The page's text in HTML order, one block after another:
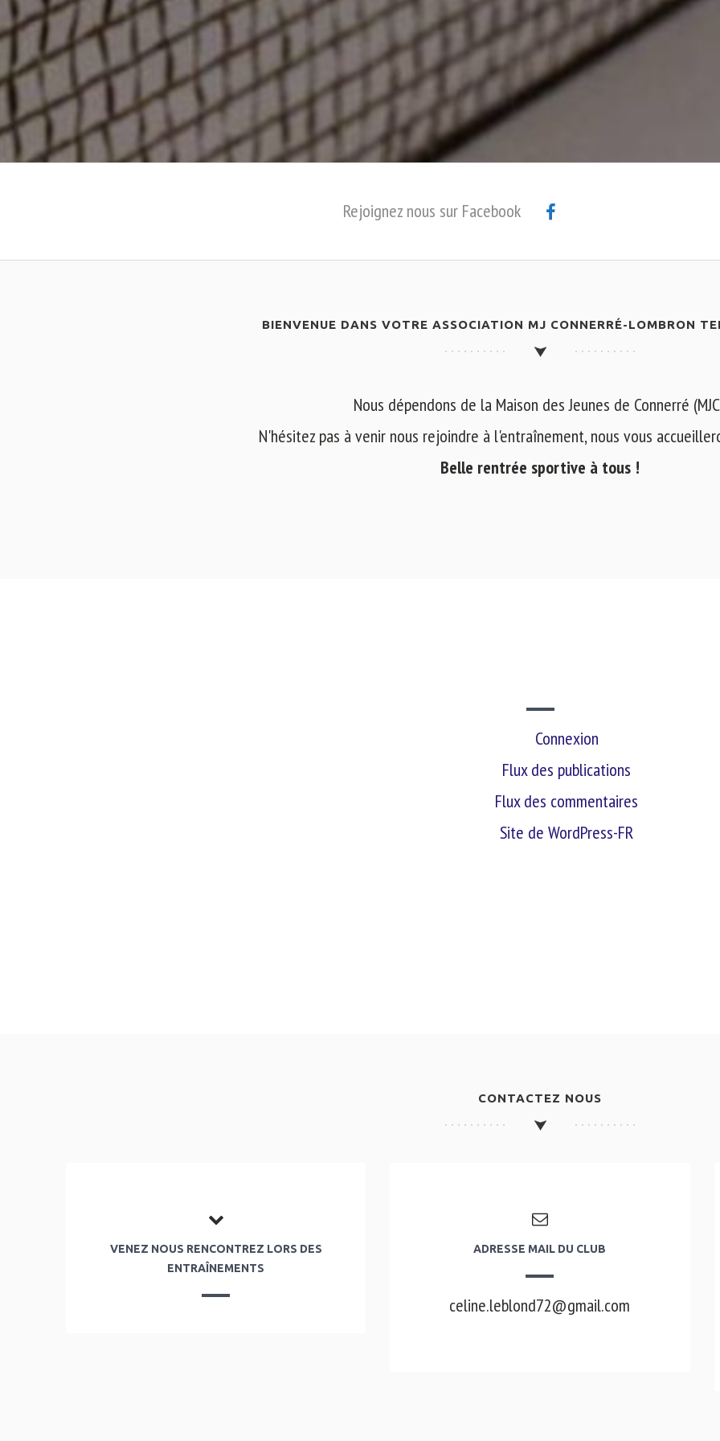
Rejoignez nous sur Facebook
BIENVENUE DANS VOTRE ASSOCIATION MJ CONNERRÉ-LOMBRON
Nous dépendons de la Maison des Jeunes de Connerré
N'hésitez pas à venir nous rejoindre à l'entraînement, nous vous
Belle rentrée sportive à tous !
Connexion
Flux des publications
Flux des commentaires
Site de WordPress-FR
CONTACTEZ NOUS
VENEZ NOUS RENCONTREZ LORS DES
ENTRAÎNEMENTS
ADRESSE MAIL DU CLUB
celine.leblond72@gmail.com